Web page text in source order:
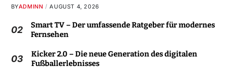
BYADMINN AUGUST 4, 2026
02
Smart TV – Der umfassende Ratgeber für modernes
Fernsehen
03
Kicker 2.0 – Die neue Generation des digitalen
Fußballerlebnisses